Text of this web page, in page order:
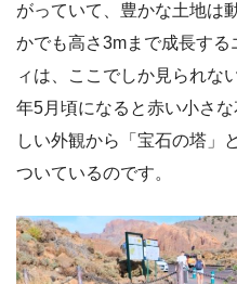
がっていて、豊かな土地は
かでも高さ3mまで成長する
ィ は、ここでしか見られな
年5月頃になると赤い小さ
しい外観から「宝石の塔」
ついているのです。